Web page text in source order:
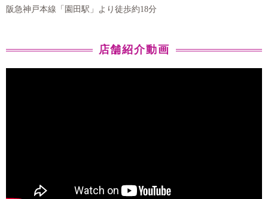
阪急神戸本線「園田駅」より徒歩約18分
店舗紹介動画